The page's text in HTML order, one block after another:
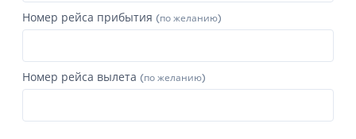
Номер рейса прибытия (по желанию)
Номер рейса вылета (по желанию)